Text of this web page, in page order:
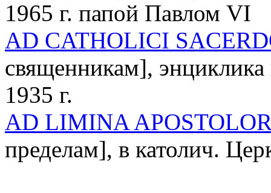
1965 г. папой Павлом VI
AD CATHOLICI
священникам],
1935 г.
AD LIMINA
пределам], в католич.